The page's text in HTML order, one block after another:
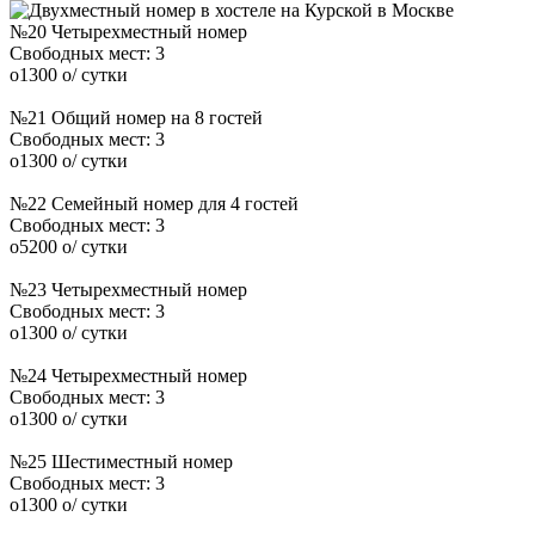
№20 Четырехместный номер
Свободных мест: 3
o1300 o/ сутки
№21 Общий номер на 8 гостей
Свободных мест: 3
o1300 o/ сутки
№22 Семейный номер для 4 гостей
Свободных мест: 3
o5200 o/ сутки
№23 Четырехместный номер
Свободных мест: 3
o1300 o/ сутки
№24 Четырехместный номер
Свободных мест: 3
o1300 o/ сутки
№25 Шестиместный номер
Свободных мест: 3
o1300 o/ сутки